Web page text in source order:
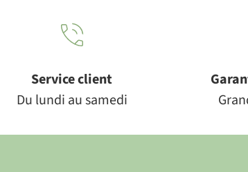
Service client
Du lundi au samedi